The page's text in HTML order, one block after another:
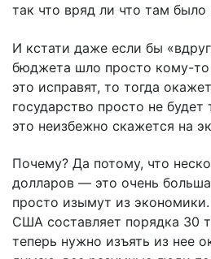
так что вряд ли что там было
И кстати даже если бы
бюджета шло просто кому-то
это исправят, то тогда
государство просто не будет
это неизбежно скажется на
Почему? Да потому, что
долларов — это очень
просто изымут из
США составляет порядка 30
теперь нужно изъять из нее